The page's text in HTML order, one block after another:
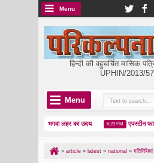
Menu
हिन्दी की वहुचर्चित मासिक
UPHIN/2013/
Menu
ढहा, भगवा लहर का उदय 6:23 PM एपस्टीन फाइल्स:
» article » latest » national » गतिविधियां